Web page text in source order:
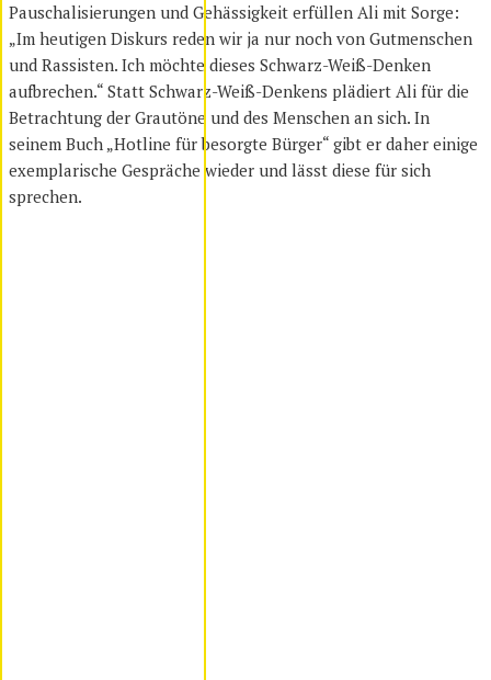
Pauschalisierungen und Gehässigkeit erfüllen Ali mit Sorge:
„Im heutigen Diskurs reden wir ja nur noch von Gutmenschen
und Rassisten. Ich möchte dieses Schwarz-Weiß-Denken
aufbrechen.“ Statt Schwarz-Weiß-Denkens plädiert Ali für die
Betrachtung der Grautöne und des Menschen an sich. In
seinem Buch „Hotline für besorgte Bürger“ gibt er daher einige
exemplarische Gespräche wieder und lässt diese für sich
sprechen.